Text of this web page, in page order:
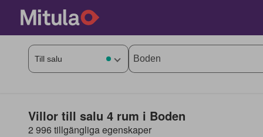
Villor till salu 4 rum i Boden
2 996 tillgängliga egenskaper